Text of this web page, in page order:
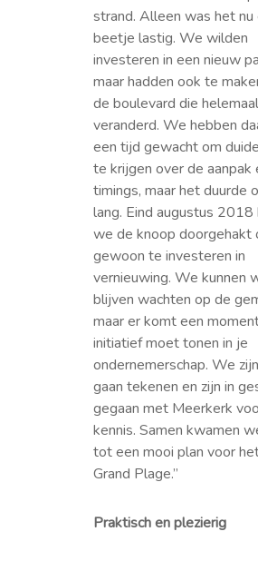
strand. Alleen was het nu
beetje lastig. We wilden
investeren in een nieuw
maar hadden ook te
de boulevard die
veranderd. We hebben
een tijd gewacht om
te krijgen over de aanpak
timings, maar het duurde
lang. Eind augustus 2018
we de knoop doorgehakt
gewoon te investeren in
vernieuwing. We kunnen
blijven wachten op de
maar er komt een
initiatief moet tonen in je
ondernemerschap. We
gaan tekenen en zijn in
gegaan met Meerkerk
kennis. Samen kwamen
tot een mooi plan voor
Grand Plage.”
Praktisch en plezierig